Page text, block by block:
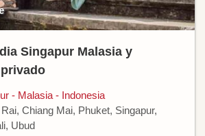
Singapur Malasia y
- Malasia - Indonesia
Chiang Mai, Phuket, Singapur,
Ubud